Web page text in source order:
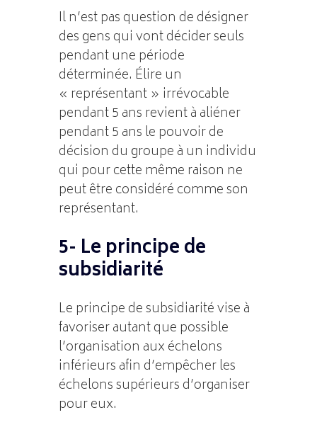
Il n’est pas question de désigner
des gens qui vont décider seuls
pendant une période
déterminée. Élire un
« représentant » irrévocable
pendant 5 ans revient à aliéner
pendant 5 ans le pouvoir de
décision du groupe à un individu
qui pour cette même raison ne
peut être considéré comme son
représentant.
5- Le principe de
subsidiarité
Le principe de subsidiarité vise à
favoriser autant que possible
l’organisation aux échelons
inférieurs afin d’empêcher les
échelons supérieurs d’organiser
pour eux.